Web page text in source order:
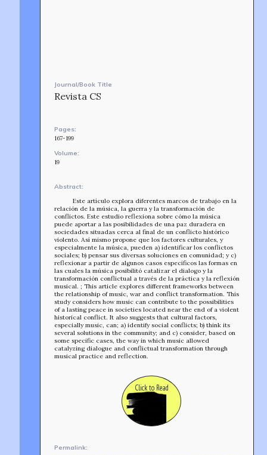
Journal/Book Title
Revista CS
Pages:
167-199
Volume:
19
Abstract:
Este artículo explora diferentes marcos de trabajo en la
relación de la música, la guerra y la transformación de
conflictos. Este estudio reflexiona sobre cómo la música
puede aportar a las posibilidades de una paz duradera en
sociedades situadas cerca al final de un conflicto histórico
violento. Así mismo propone que los factores culturales, y
especialmente la música, pueden a) identificar los conflictos
sociales; b) pensar sus diversas soluciones en comunidad; y c)
reflexionar a partir de algunos casos específicos las formas en
las cuales la música posibilitó catalizar el dialogo y la
transformación conflictual a través de la práctica y la reflexión
musical. ; This article explores different frameworks between
the relationship of music, war and conflict transformation. This
study considers how music can contribute to the possibilities
of a lasting peace in societies located near the end of a violent
historical conflict. It also suggests that cultural factors,
especially music, can; a) identify social conflicts; b) think its
several solutions in the community; and c) consider, based on
some specific cases, the way in which music allowed
catalyzing dialogue and conflictual transformation through
musical practice and reflection.
Click to Read
Permalink:
AFFILIATES
BUILD WITH US!